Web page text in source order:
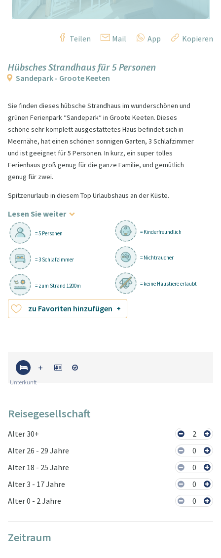
Teilen Mail App Kopieren
Hübsches Strandhaus für 5 Personen
Sandepark - Groote Keeten
Sie finden dieses hübsche Strandhaus im wunderschönen und
grünen Ferienpark “Sandepark“ in Groote Keeten. Dieses
schöne sehr komplett ausgestattetes Haus befindet sich in
Meernähe, hat einen schönen sonnigen Garten, 3 Schlafzimmer
und ist geeignet für 5 Personen. In kurz, ein super tolles
Ferienhaus groß genug für die ganze Familie, und gemütlich
genug für zwei.
Spitzenurlaub in diesem Top Urlaubshaus an der Küste.
Lesen Sie weiter
= 5 Personen
= 3 Schlafzimmer
= zum Strand 1200m
= Kinderfreundlich
= Nichtraucher
= keine Haustiere erlaubt
zu Favoriten hinzufügen
Unterkunft
Reisegesellschaft
Alter 30+
2
Alter 26 - 29 Jahre
0
Alter 18 - 25 Jahre
0
Alter 3 - 17 Jahre
0
Alter 0 - 2 Jahre
0
Zeitraum